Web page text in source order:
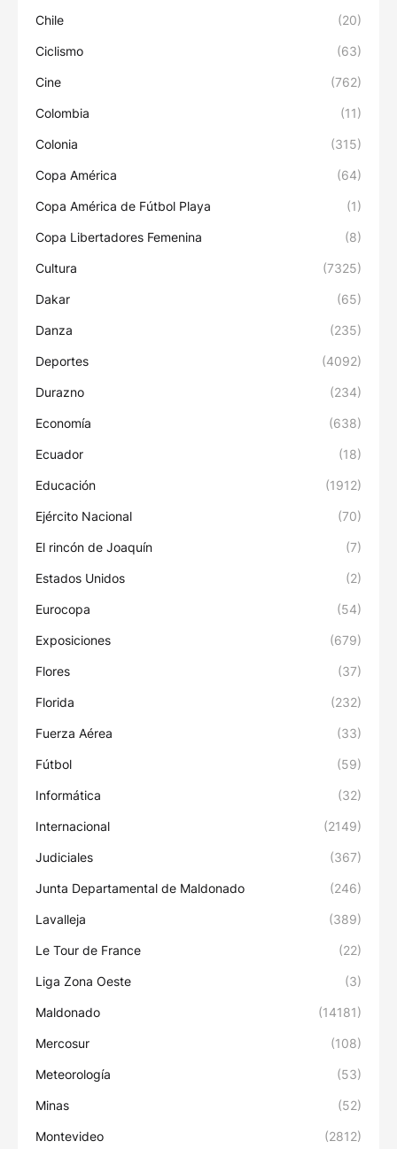
Chile (20)
Ciclismo (63)
Cine (762)
Colombia (11)
Colonia (315)
Copa América (64)
Copa América de Fútbol Playa (1)
Copa Libertadores Femenina (8)
Cultura (7325)
Dakar (65)
Danza (235)
Deportes (4092)
Durazno (234)
Economía (638)
Ecuador (18)
Educación (1912)
Ejército Nacional (70)
El rincón de Joaquín (7)
Estados Unidos (2)
Eurocopa (54)
Exposiciones (679)
Flores (37)
Florida (232)
Fuerza Aérea (33)
Fútbol (59)
Informática (32)
Internacional (2149)
Judiciales (367)
Junta Departamental de Maldonado (246)
Lavalleja (389)
Le Tour de France (22)
Liga Zona Oeste (3)
Maldonado (14181)
Mercosur (108)
Meteorología (53)
Minas (52)
Montevideo (2812)